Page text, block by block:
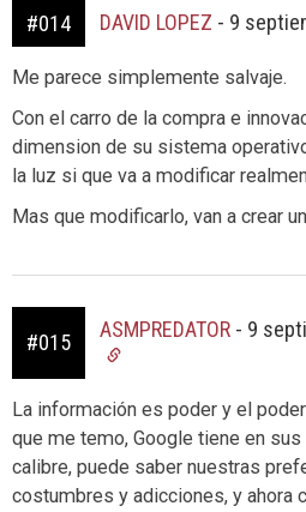
#014 DAVID LOPEZ - 9
Me parece simplemente salvaje.
Con el carro de la compra e
dimension de su sistema
la luz si que va a modificar
Mas que modificarlo, van a crear
#015
ASMPREDATOR - 9
La información es poder y el
que me temo, Google tiene en
calibre, puede saber nuestras
costumbres y adicciones, y ahora